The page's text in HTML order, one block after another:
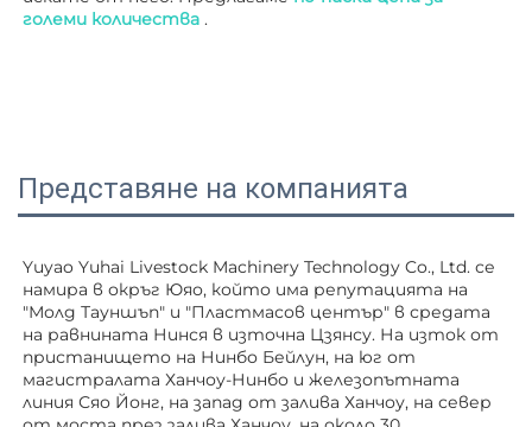
големи количества .
Представяне на компанията
Yuyao Yuhai Livestock Machinery Technology Co., Ltd. се
намира в окръг Юяо, който има репутацията на
"Молд Тауншъп" и "Пластмасов център" в средата
на равнината Нинся в източна Цзянсу. На изток от
пристанището на Нинбо Бейлун, на юг от
магистралата Ханчоу-Нинбо и железопътната
линия Сяо Йонг, на запад от залива Ханчоу, на север